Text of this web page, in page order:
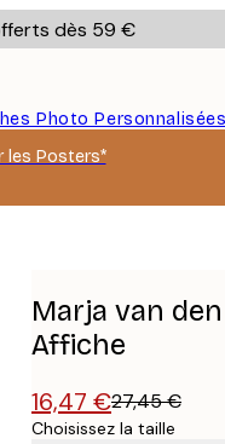
dès 59 €
Photo
les Posters*
Marja van
Affiche
16,47 €27,45 €
Choisissez la taille